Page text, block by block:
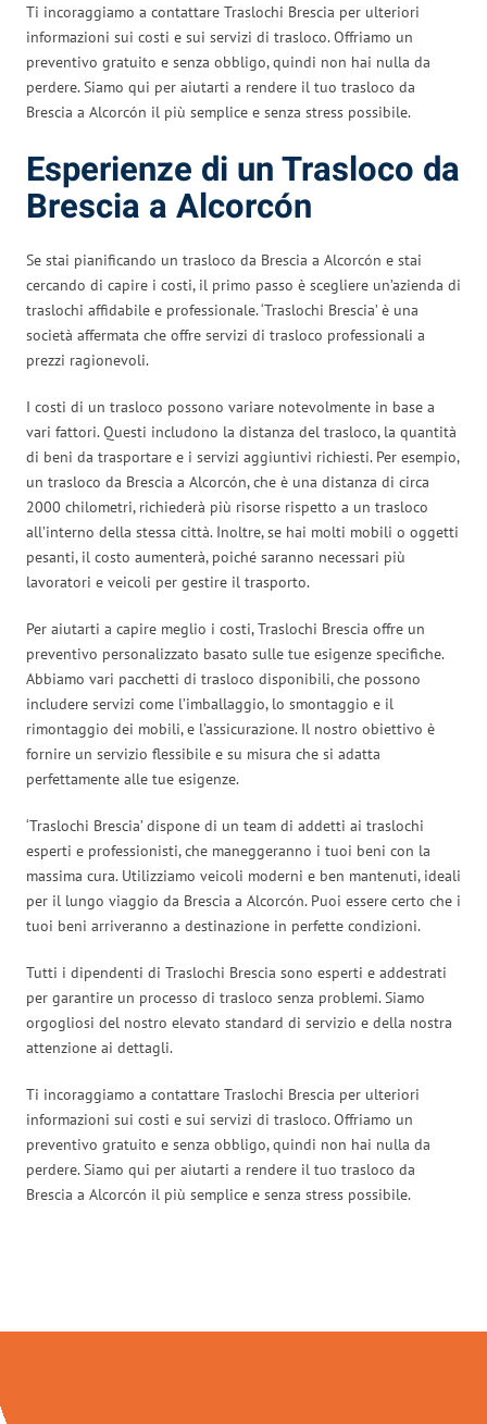
Ti incoraggiamo a contattare Traslochi Brescia per ulteriori
informazioni sui costi e sui servizi di trasloco. Offriamo un
preventivo gratuito e senza obbligo, quindi non hai nulla da
perdere. Siamo qui per aiutarti a rendere il tuo trasloco da
Brescia a Alcorcón il più semplice e senza stress possibile.
Esperienze di un Trasloco da
Brescia a Alcorcón
Se stai pianificando un trasloco da Brescia a Alcorcón e stai
cercando di capire i costi, il primo passo è scegliere un’azienda di
traslochi affidabile e professionale. ‘Traslochi Brescia’ è una
società affermata che offre servizi di trasloco professionali a
prezzi ragionevoli.
I costi di un trasloco possono variare notevolmente in base a
vari fattori. Questi includono la distanza del trasloco, la quantità
di beni da trasportare e i servizi aggiuntivi richiesti. Per esempio,
un trasloco da Brescia a Alcorcón, che è una distanza di circa
2000 chilometri, richiederà più risorse rispetto a un trasloco
all’interno della stessa città. Inoltre, se hai molti mobili o oggetti
pesanti, il costo aumenterà, poiché saranno necessari più
lavoratori e veicoli per gestire il trasporto.
Per aiutarti a capire meglio i costi, Traslochi Brescia offre un
preventivo personalizzato basato sulle tue esigenze specifiche.
Abbiamo vari pacchetti di trasloco disponibili, che possono
includere servizi come l’imballaggio, lo smontaggio e il
rimontaggio dei mobili, e l’assicurazione. Il nostro obiettivo è
fornire un servizio flessibile e su misura che si adatta
perfettamente alle tue esigenze.
‘Traslochi Brescia’ dispone di un team di addetti ai traslochi
esperti e professionisti, che maneggeranno i tuoi beni con la
massima cura. Utilizziamo veicoli moderni e ben mantenuti, ideali
per il lungo viaggio da Brescia a Alcorcón. Puoi essere certo che i
tuoi beni arriveranno a destinazione in perfette condizioni.
Tutti i dipendenti di Traslochi Brescia sono esperti e addestrati
per garantire un processo di trasloco senza problemi. Siamo
orgogliosi del nostro elevato standard di servizio e della nostra
attenzione ai dettagli.
Ti incoraggiamo a contattare Traslochi Brescia per ulteriori
informazioni sui costi e sui servizi di trasloco. Offriamo un
preventivo gratuito e senza obbligo, quindi non hai nulla da
perdere. Siamo qui per aiutarti a rendere il tuo trasloco da
Brescia a Alcorcón il più semplice e senza stress possibile.